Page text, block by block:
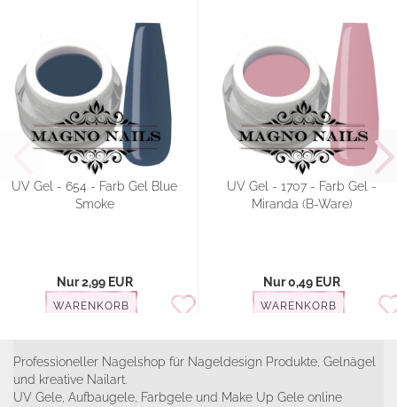
UV Gel - 654 - Farb Gel Blue
Smoke
Nur 2,99 EUR
WARENKORB
UV Gel - 1707 - Farb Gel -
Miranda (B-Ware)
Nur 0,49 EUR
WARENKORB
Professioneller Nagelshop für Nageldesign Produkte, Gelnägel
und kreative Nailart.
UV Gele, Aufbaugele, Farbgele und Make Up Gele online